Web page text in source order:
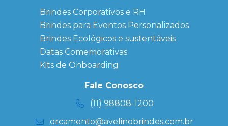
Brindes
Corporativos
Copos Térmicos
Personalizados
Datas Especiais
Ecobag
Personalizada
Kits
Brindes Corporativos e RH
Brindes para Eventos Personalizados
Brindes Ecológicos e sustentáveis
Datas Comemorativas
Kits de Onboarding
Fale Conosco
(11) 98808-1200
orcamento@avelinobrindes.com.br